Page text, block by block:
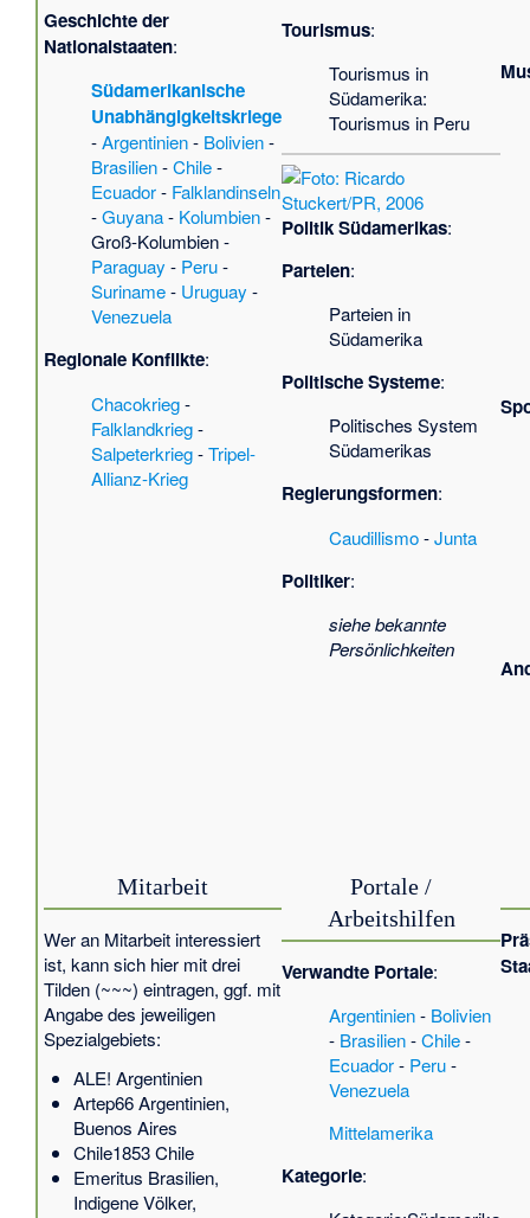
Geschichte der
Nationalstaaten:
Südamerikanische
Unabhängigkeitskriege
-Argentinien- Bolivien-
Brasilien-Chile-
Ecuador- Falklandinseln
-Guyana- Kolumbien-
Groß-Kolumbien-
Paraguay - Peru-
Suriname- Uruguay -
Venezuela
Regionale Konflikte:
Chacokrieg-
Falklandkrieg-
Salpeterkrieg-Tripel-
Allianz-Krieg
Tourismus:
Tourismus in
Südamerika:
Tourismus in Peru
Politik Südamerikas:
Parteien:
Parteien in
Südamerika
Politische Systeme:
Politisches System
Südamerikas
Regierungsformen:
Caudillismo-Junta
Politiker:
siehe bekannte
Persönlichkeiten
Mitarbeit
Wer an Mitarbeit interessiert
ist, kann sich hier mit drei
Tilden (~~~) eintragen, ggf. mit
Angabe des jeweiligen
Spezialgebiets:
ALE! Argentinien
Artep66Argentinien,
Buenos Aires
Chile1853Chile
Emeritus Brasilien,
Indigene Völker,
Portale /
Arbeitshilfen
Verwandte Portale:
Argentinien- Bolivien
- Brasilien-Chile-
Ecuador- Peru-
Venezuela
Mittelamerika
Kategorie: